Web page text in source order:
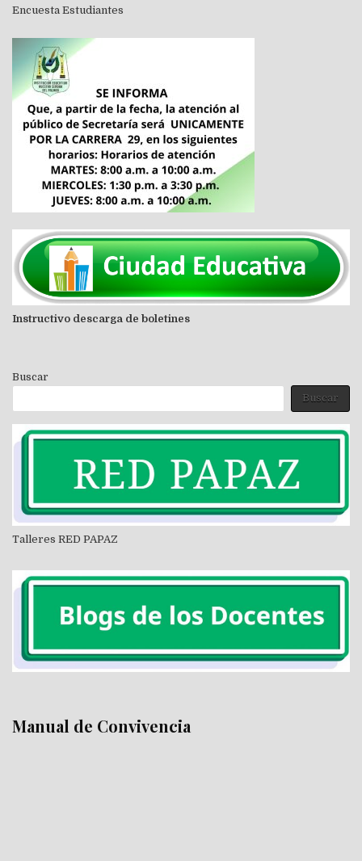
Encuesta Estudiantes
Instructivo descarga de boletines
Buscar
Buscar
Talleres RED PAPAZ
Manual de Convivencia